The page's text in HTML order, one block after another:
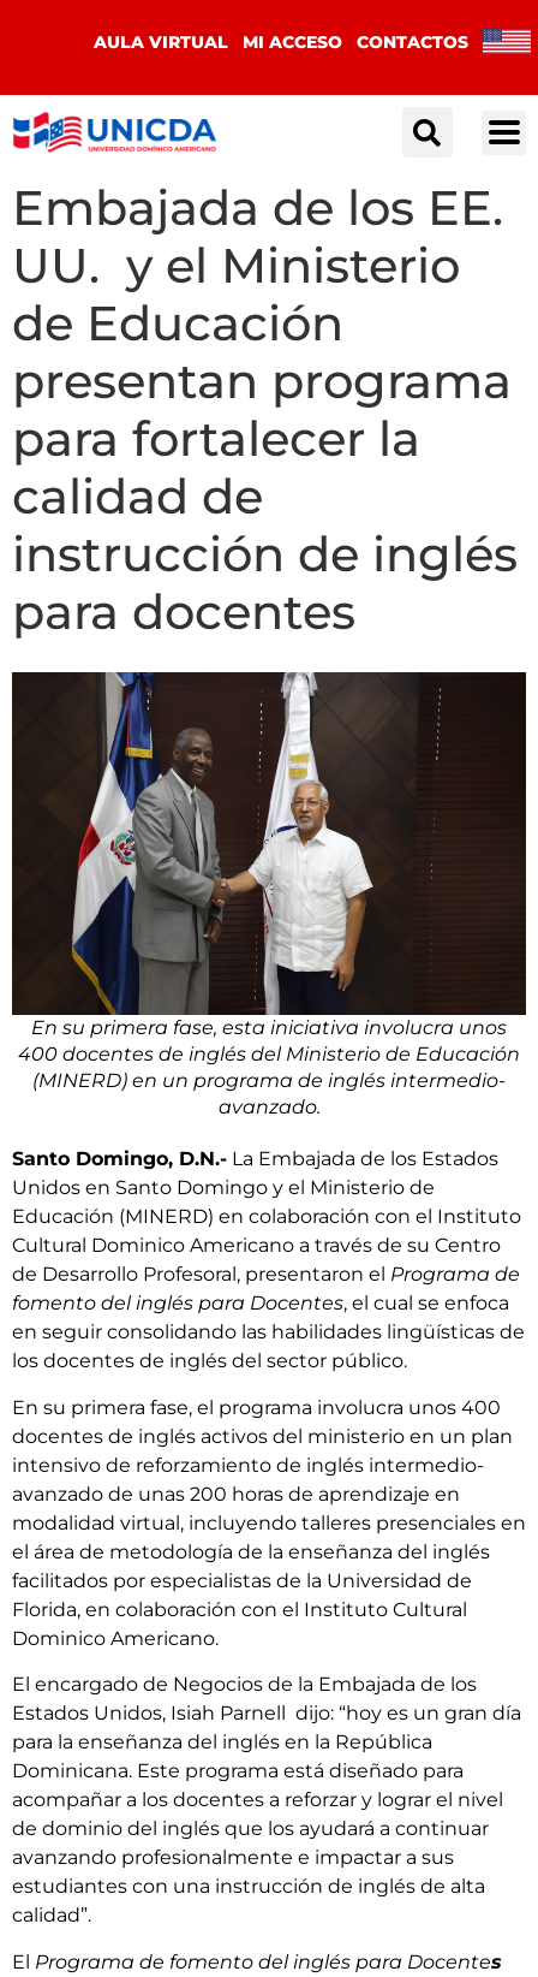
AULA VIRTUAL MI ACCESO CONTACTOS
Embajada de los EE.
UU. y el Ministerio
de Educación
presentan programa
para fortalecer la
calidad de
instrucción de inglés
para docentes
En su primera fase, esta iniciativa involucra unos
400 docentes de inglés del Ministerio de Educación
(MINERD) en un programa de inglés intermedio-
avanzado.
Santo Domingo, D.N.- La Embajada de los Estados
Unidos en Santo Domingo y el Ministerio de
Educación (MINERD) en colaboración con el Instituto
Cultural Dominico Americano a través de su Centro
de Desarrollo Profesoral, presentaron el Programa de
fomento del inglés para Docentes, el cual se enfoca
en seguir consolidando las habilidades lingüísticas de
los docentes de inglés del sector público.
En su primera fase, el programa involucra unos 400
docentes de inglés activos del ministerio en un plan
intensivo de reforzamiento de inglés intermedio-
avanzado de unas 200 horas de aprendizaje en
modalidad virtual, incluyendo talleres presenciales en
el área de metodología de la enseñanza del inglés
facilitados por especialistas de la Universidad de
Florida, en colaboración con el Instituto Cultural
Dominico Americano.
El encargado de Negocios de la Embajada de los
Estados Unidos, Isiah Parnell dijo: “hoy es un gran día
para la enseñanza del inglés en la República
Dominicana. Este programa está diseñado para
acompañar a los docentes a reforzar y lograr el nivel
de dominio del inglés que los ayudará a continuar
avanzando profesionalmente e impactar a sus
estudiantes con una instrucción de inglés de alta
calidad”.
El Programa de fomento del inglés para Docentes